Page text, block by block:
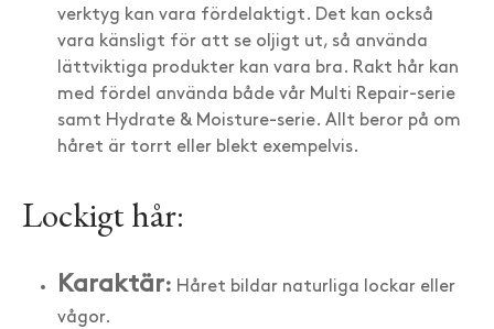
verktyg kan vara fördelaktigt. Det kan också
vara känsligt för att se oljigt ut, så använda
lättviktiga produkter kan vara bra. Rakt hår kan
med fördel använda både vår Multi Repair-serie
samt Hydrate & Moisture-serie. Allt beror på om
håret är torrt eller blekt exempelvis.
Lockigt hår:
Karaktär: Håret bildar naturliga lockar eller
vågor.